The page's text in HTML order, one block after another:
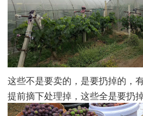
这些不是要卖的，是要扔掉的，
提前摘下处理掉，这些全是要扔掉